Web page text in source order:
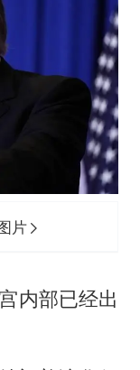
片
内部已经出